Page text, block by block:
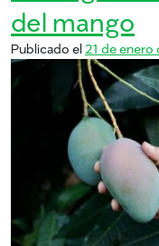
del mango
Publicado el 21 de enero